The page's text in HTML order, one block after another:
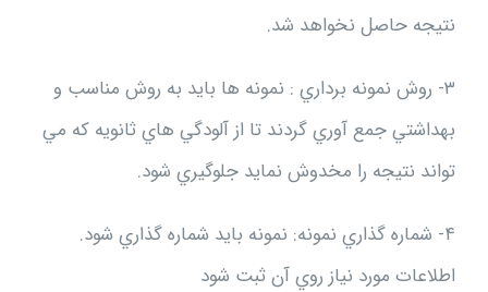
نتيجه حاصل نخواهد شد.
۳- روش نمونه برداري : نمونه ها بايد به روش مناسب و
بهداشتي جمع آوري گردند تا از آلودگي هاي ثانويه كه مي
تواند نتيجه را مخدوش نمايد جلوگيري شود.
۴- شماره گذاري نمونه: نمونه بايد شماره گذاري شود.
اطلاعات مورد نياز روي آن ثبت شود